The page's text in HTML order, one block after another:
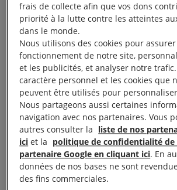
rémunérateur, pouvoir payer un
Nous devrions tous avoir accès à
éducation et à un médecin ou un
soit notre situation.
Aujourd’hui, partout en Europe,
garanti pour de nombreuses
restrictions budgétaires et des
Près de25 millions d’enfants et de
de tomber dans la pauvreté.
Dans l’ensemble de l’Europe, le
frais de collecte afin que vos dons
priorité à la lutte contre les atteintes
dans le monde.
Nous utilisons des cookies pour
fonctionnement de notre site,
et les publicités, et analyser notre
caractère personnel et les cookies que
peuvent être utilisés pour
Nous partageons aussi certaines
navigation avec nos partenaires. Vous
autres consulter la liste de nos
ici et la politique de confidentialité
partenaire Google en cliquant ici. En
données de nos bases ne sont
des fins commerciales.